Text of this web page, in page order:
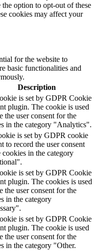
option to opt-out of these
cookies may affect your
for the website to
basic functionalities and
Description
is set by GDPR Cookie
plugin. The cookie is used
the user consent for the
in the category "Analytics".
is set by GDPR cookie
to record the user consent
cookies in the category
is set by GDPR Cookie
plugin. The cookies is used
the user consent for the
in the category
is set by GDPR Cookie
plugin. The cookie is used
the user consent for the
in the category "Other.